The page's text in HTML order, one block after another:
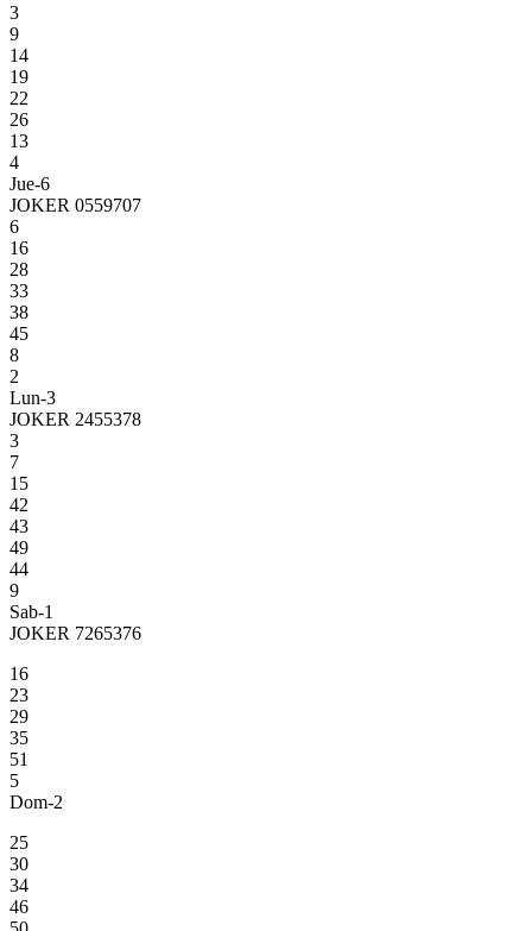
3
9
14
19
22
26
13
4
Jue-6
JOKER 0559707
6
16
28
33
38
45
8
2
Lun-3
JOKER 2455378
3
7
15
42
43
49
44
9
Sab-1
JOKER 7265376
16
23
29
35
51
5
Dom-2
25
30
34
46